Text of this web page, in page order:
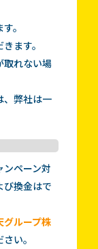
。
ます。
取れない場
、弊社は一
ンペーン対
び換金はで
グループ株
い。